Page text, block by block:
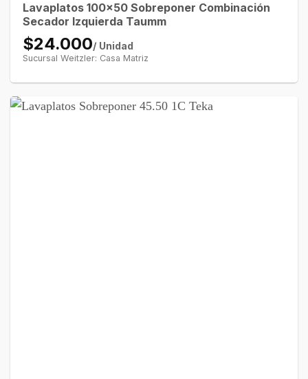
Lavaplatos 100×50 Sobreponer Combinación
Secador Izquierda Taumm
$24.000/ Unidad
Sucursal Weitzler: Casa Matriz